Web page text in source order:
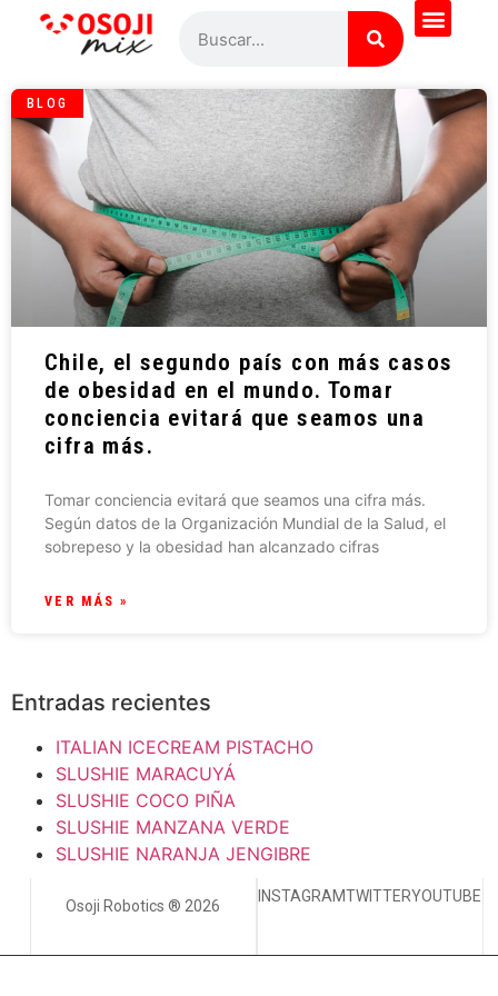
BLOG
Chile, el segundo país con más casos
de obesidad en el mundo. Tomar
conciencia evitará que seamos una
cifra más.
Tomar conciencia evitará que seamos una cifra más.
Según datos de la Organización Mundial de la Salud, el
sobrepeso y la obesidad han alcanzado cifras
VER MÁS »
Entradas recientes
ITALIAN ICECREAM PISTACHO
SLUSHIE MARACUYÁ
SLUSHIE COCO PIÑA
SLUSHIE MANZANA VERDE
SLUSHIE NARANJA JENGIBRE
Osoji Robotics ® 2026
INSTAGRAMTWITTERYOUTUBE